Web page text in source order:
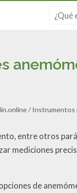
Instrumentos
entre otros
mediciones
de